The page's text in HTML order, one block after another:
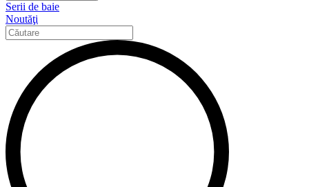
Serii de baie
Noutăţi